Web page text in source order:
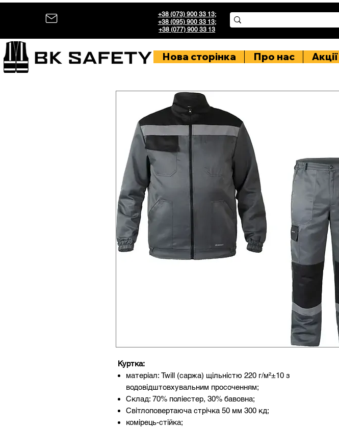
+38 (073) 900 33 13;
+38 (095) 900 33 13;
+38 (077) 900 33 13
Нова сторінка Про нас Акції
Куртка:
матеріал: Twill (саржа) щільністю 220 г/м²±10 з
водовідштовхувальним просоченням;
Склад: 70% поліестер, 30% бавовна;
Світлоповертаюча стрічка 50 мм 300 кд;
комірець-стійка;